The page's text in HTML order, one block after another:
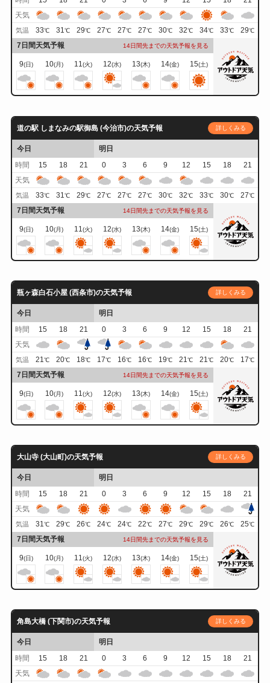
天気
気温 33℃ 31℃ 29℃ 27℃ 27℃ 27℃ 30℃ 32℃ 34℃ 33℃ 29℃
7日間天気予報 14日間先までの天気予報を見る
9(日) 10(月) 11(火) 12(水) 13(木) 14(金) 15(土)
道の駅 しまなみの駅御島 (今治市)の天気予報 詳しくみる
今日
明日
時間
15 18 21 0 3 6 9 12 15 18
21
天気
気温 33℃ 31℃ 29℃ 27℃ 27℃ 27℃ 30℃ 32℃ 33℃ 30℃ 27℃
7日間天気予報 14日間先までの天気予報を見る
9(日) 10(月) 11 (火) 12(水) 13(木) 14(金) 15(土)
瓶ヶ森白石小屋 (西条市)の天気予報 詳しくみる
今日
明日
時間
15 18 21 0 3 6 9 12 15 18
21
天気
気温 21℃ 20℃ 18℃ 17℃ 16℃ 16℃ 19℃ 21℃ 21℃ 20℃ 17℃
7日間天気予報 14日間先までの天気予報を見る
9(日) 10(月) 11 (火) 12(水) 13(木) 14(金) 15(土)
大山寺 (大山町)の天気予報 詳しくみる
今日
明日
時間
15 18 21 0 3 6 9 12 15 18
21
天気
気温 31℃ 29℃ 26℃ 24℃ 24℃ 22℃ 27℃ 29℃ 29℃ 26℃ 25℃
7日間天気予報 14日間先までの天気予報を見る
9(日) 10(月) 11(火) 12(水) 13(木) 14(金) 15(土)
角島大橋 (下関市)の天気予報 詳しくみる
今日
明日
時間
15 18 21 0 3 6 9 12 15 18
21
天気